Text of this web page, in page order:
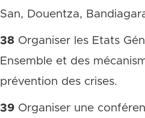
San, Douentza,
38 Organiser les Etats
Ensemble et des
prévention des crises.
39 Organiser une